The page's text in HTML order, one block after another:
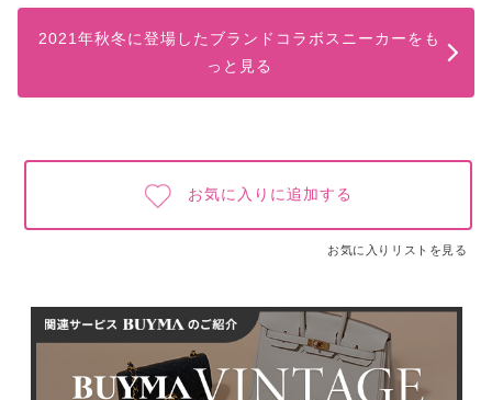
2021年秋冬に登場したブランドコラボスニーカーをも
っと見る
お気に入りに追加する
お気に入りリストを見る